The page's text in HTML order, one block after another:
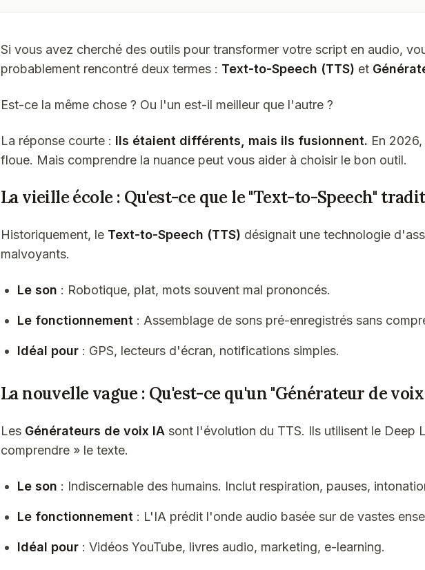
Si vous avez cherché des outils pour transformer votre script en audio,
probablement rencontré deux termes : Text-to-Speech (TTS) et
Est-ce la même chose ? Ou l'un est-il meilleur que l'autre ?
La réponse courte : Ils étaient différents, mais ils fusionnent. En
floue. Mais comprendre la nuance peut vous aider à choisir le bon outil.
La vieille école : Qu'est-ce que le "Text-to-Speech"
Historiquement, le Text-to-Speech (TTS) désignait une technologie
malvoyants.
Le son : Robotique, plat, mots souvent mal prononcés.
Le fonctionnement : Assemblage de sons pré-enregistrés sans
Idéal pour : GPS, lecteurs d'écran, notifications simples.
La nouvelle vague : Qu'est-ce qu'un "Générateur de voix
Les Générateurs de voix IA sont l'évolution du TTS. Ils utilisent le Deep
comprendre » le texte.
Le son : Indiscernable des humains. Inclut respiration, pauses,
Le fonctionnement : L'IA prédit l'onde audio basée sur de vastes
Idéal pour : Vidéos YouTube, livres audio, marketing, e-learning.